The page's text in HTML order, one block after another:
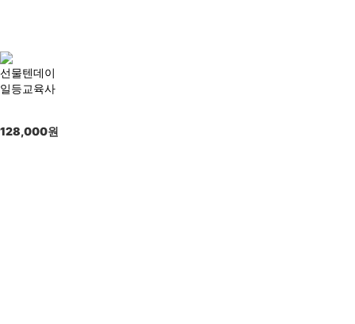
선물텐데이
일등교육사
128,000원